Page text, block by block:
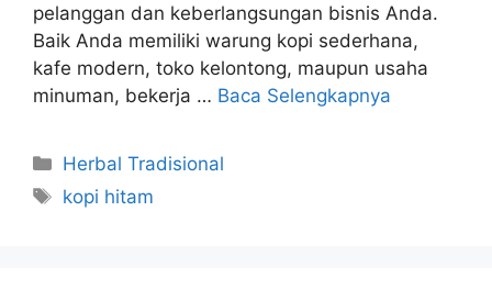
pelanggan dan keberlangsungan bisnis Anda.
Baik Anda memiliki warung kopi sederhana,
kafe modern, toko kelontong, maupun usaha
minuman, bekerja … Baca Selengkapnya
Kategori
Herbal Tradisional
Tag
kopi hitam